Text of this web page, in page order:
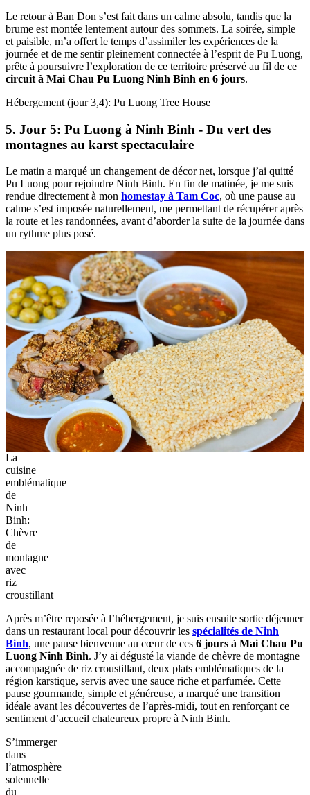
Le retour à Ban Don s’est fait dans un calme absolu, tandis que la
brume est montée lentement autour des sommets. La soirée, simple
et paisible, m’a offert le temps d’assimiler les expériences de la
journée et de me sentir pleinement connectée à l’esprit de Pu Luong,
prête à poursuivre l’exploration de ce territoire préservé au fil de ce
circuit à Mai Chau Pu Luong Ninh Binh en 6 jours.
Hébergement (jour 3,4): Pu Luong Tree House
5. Jour 5: Pu Luong à Ninh Binh - Du vert des
montagnes au karst spectaculaire
Le matin a marqué un changement de décor net, lorsque j’ai quitté
Pu Luong pour rejoindre Ninh Binh. En fin de matinée, je me suis
rendue directement à mon homestay à Tam Coc, où une pause au
calme s’est imposée naturellement, me permettant de récupérer après
la route et les randonnées, avant d’aborder la suite de la journée dans
un rythme plus posé.
La
cuisine
emblématique
de
Ninh
Binh:
Chèvre
de
montagne
avec
riz
croustillant
Après m’être reposée à l’hébergement, je suis ensuite sortie déjeuner
dans un restaurant local pour découvrir les spécialités de Ninh
Binh, une pause bienvenue au cœur de ces 6 jours à Mai Chau Pu
Luong Ninh Binh. J’y ai dégusté la viande de chèvre de montagne
accompagnée de riz croustillant, deux plats emblématiques de la
région karstique, servis avec une sauce riche et parfumée. Cette
pause gourmande, simple et généreuse, a marqué une transition
idéale avant les découvertes de l’après-midi, tout en renforçant ce
sentiment d’accueil chaleureux propre à Ninh Binh.